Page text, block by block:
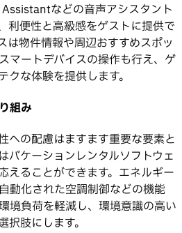
などの音声アシスタント
利便性と高級感をゲストに提供で
は物件情報や周辺おすすめスポッ
マートデバイスの操作も行え、ゲ
クな体験を提供します。
組み
への配慮はますます重要な要素と
バケーションレンタルソフトウェ
えることができます。エネルギー
動化された空調制御などの機能
境負荷を軽減し、環境意識の高い
肢にします。